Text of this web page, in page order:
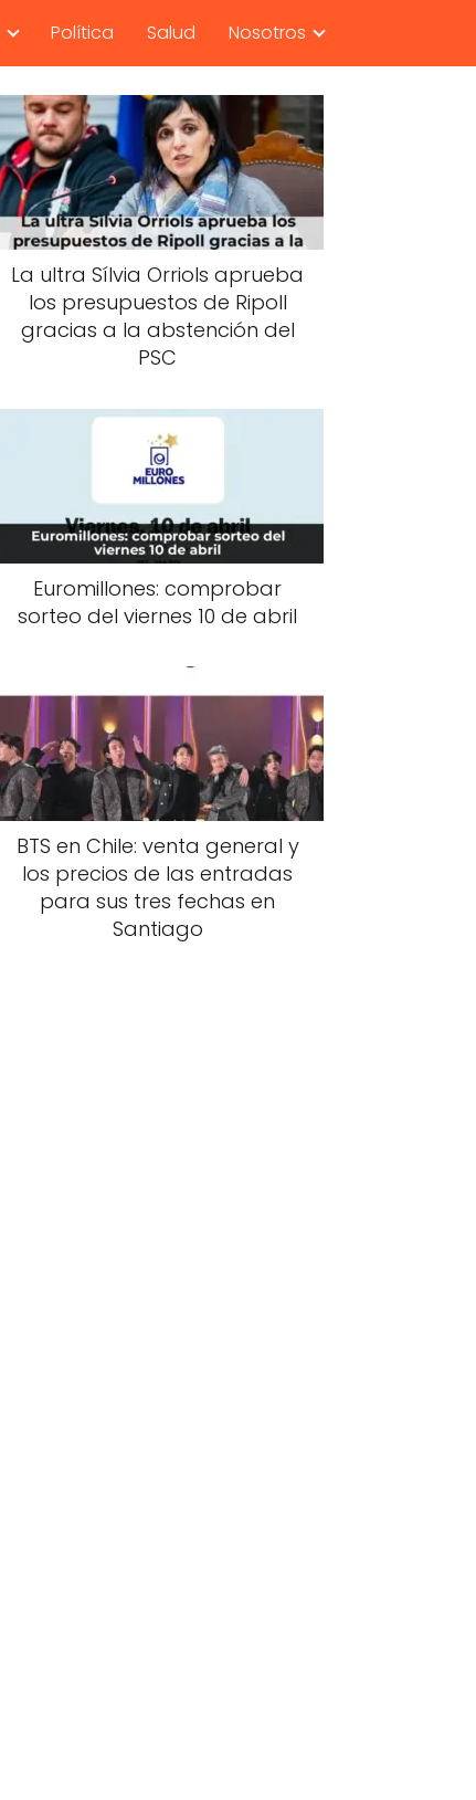
Política Salud Nosotros
La ultra Sílvia Orriols aprueba
los presupuestos de Ripoll
gracias a la abstención del
PSC
Euromillones: comprobar
sorteo del viernes 10 de abril
BTS en Chile: venta general y
los precios de las entradas
para sus tres fechas en
Santiago